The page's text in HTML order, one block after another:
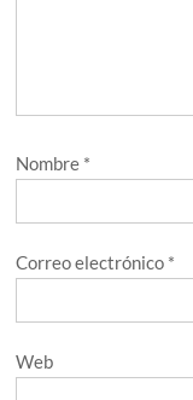
Nombre *
Correo electrónico *
Web